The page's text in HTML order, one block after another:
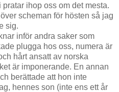
ihop oss om det mesta.
scheman för hösten så jag
sig.
inför andra saker som
plugga hos oss, numera är
hårt ansatt av norska
är imponerande. En annan
berättade att hon inte
hennes son (inte ens ett år